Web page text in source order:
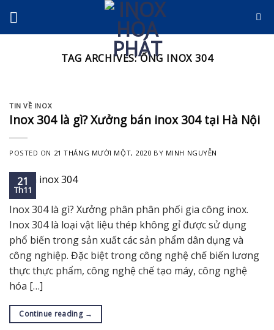
content
TAG ARCHIVES:ỐNG INOX 304
TIN VỀ INOX
Inox 304 là gì? Xưởng bán inox 304 tại Hà Nội
POSTED ON 21 THÁNG MƯỜI MỘT, 2020 BY MINH NGUYỄN
21
Th11
Inox 304 là gì? Xưởng phân phân phối gia công inox.
Inox 304 là loại vật liệu thép không gỉ được sử dụng
phổ biến trong sản xuất các sản phẩm dân dụng và
công nghiệp. Đặc biệt trong công nghệ chế biến lương
thực thực phẩm, công nghệ chế tạo máy, công nghệ
hóa […]
Continue reading →